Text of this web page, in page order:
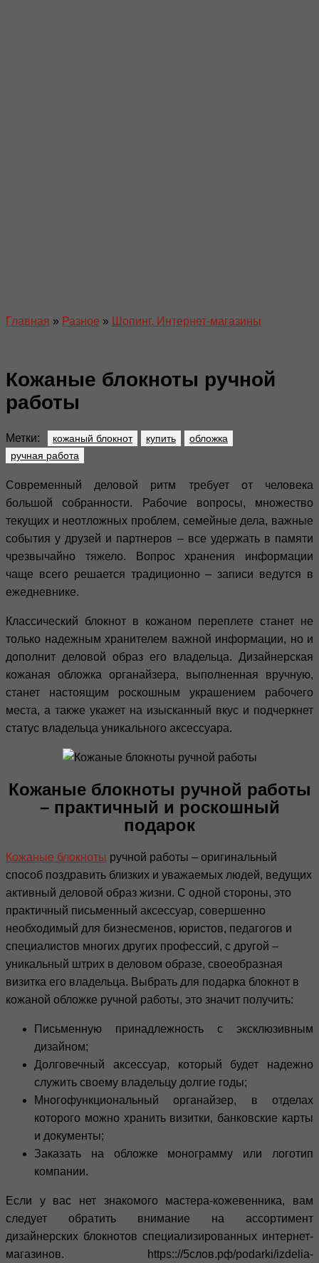
Главная » Разное » Шопинг. Интернет-магазины
Кожаные блокноты ручной
работы
Метки: кожаный блокнот купить
обложка
ручная работа
Современный деловой ритм требует от человека
большой собранности. Рабочие вопросы, множество
текущих и неотложных проблем, семейные дела, важные
события у друзей и партнеров – все удержать в памяти
чрезвычайно тяжело. Вопрос хранения информации
чаще всего решается традиционно – записи ведутся в
ежедневнике.
Классический блокнот в кожаном переплете станет не
только надежным хранителем важной информации, но и
дополнит деловой образ его владельца. Дизайнерская
кожаная обложка органайзера, выполненная вручную,
станет настоящим роскошным украшением рабочего
места, а также укажет на изысканный вкус и подчеркнет
статус владельца уникального аксессуара.
Кожаные блокноты ручной работы
– практичный и роскошный
подарок
Кожаные блокноты ручной работы – оригинальный
способ поздравить близких и уважаемых людей, ведущих
активный деловой образ жизни. С одной стороны, это
практичный письменный аксессуар, совершенно
необходимый для бизнесменов, юристов, педагогов и
специалистов многих других профессий, с другой –
уникальный штрих в деловом образе, своеобразная
визитка его владельца. Выбрать для подарка блокнот в
кожаной обложке ручной работы, это значит получить:
Письменную принадлежность с эксклюзивным
дизайном;
Долговечный аксессуар, который будет надежно
служить своему владельцу долгие годы;
Многофункциональный органайзер, в отделах
которого можно хранить визитки, банковские карты
и документы;
Заказать на обложке монограмму или логотип
компании.
Если у вас нет знакомого мастера-кожевенника, вам
следует обратить внимание на ассортимент
дизайнерских блокнотов специализированных интернет-
магазинов. https:://5слов.рф/podarki/izdelia-